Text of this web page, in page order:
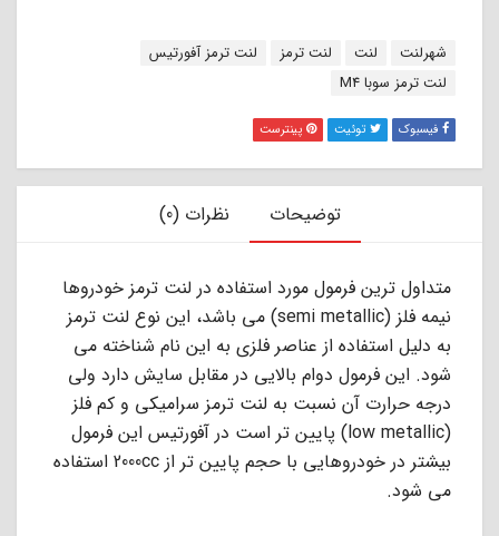
برچسب:
شهرلنت لنت لنت ترمز
لنت ترمز آفورتیس
لنت ترمز سوبا M4
فیسبوک توئیت پینترست
توضیحات نظرات (0)
ﻣﺘﺪاول ﺗﺮﯾﻦ ﻓﺮﻣﻮل ﻣﻮرد اﺳﺘﻔﺎده در ﻟﻨﺖ ﺗﺮﻣﺰ ﺧﻮدروﻫﺎ
ﻧﯿﻤﻪ ﻓﻠﺰ (semi metallic) ﻣﻰ ﺑﺎﺷﺪ، اﯾﻦ ﻧﻮع ﻟﻨﺖ ﺗﺮﻣﺰ
ﺑﻪ دﻟﯿﻞ اﺳﺘﻔﺎده از ﻋﻨﺎﺻﺮ ﻓﻠﺰى ﺑﻪ اﯾﻦ ﻧﺎم ﺷﻨﺎﺧﺘﻪ ﻣﻰ
ﺷﻮد. اﯾﻦ ﻓﺮﻣﻮل دوام ﺑﺎﻻﯾﻰ در ﻣﻘﺎﺑﻞ ﺳﺎﯾﺶ دارد وﻟﻰ
درﺟﻪ ﺣﺮارت آن ﻧﺴﺒﺖ ﺑﻪ ﻟﻨﺖ ﺗﺮﻣﺰ ﺳﺮاﻣﯿﮑﻰ و ﮐﻢ ﻓﻠﺰ
(low metallic) ﭘﺎﯾﯿﻦ ﺗﺮ اﺳﺖ در آﻓﻮرﺗﯿﺲ اﯾﻦ ﻓﺮﻣﻮل
ﺑﯿﺸﺘﺮ در ﺧﻮدروﻫﺎﯾﻰ ﺑﺎ ﺣﺠﻢ ﭘﺎﯾﯿﻦ ﺗﺮ از 2000cc اﺳﺘﻔﺎده
ﻣﻰ ﺷﻮد.